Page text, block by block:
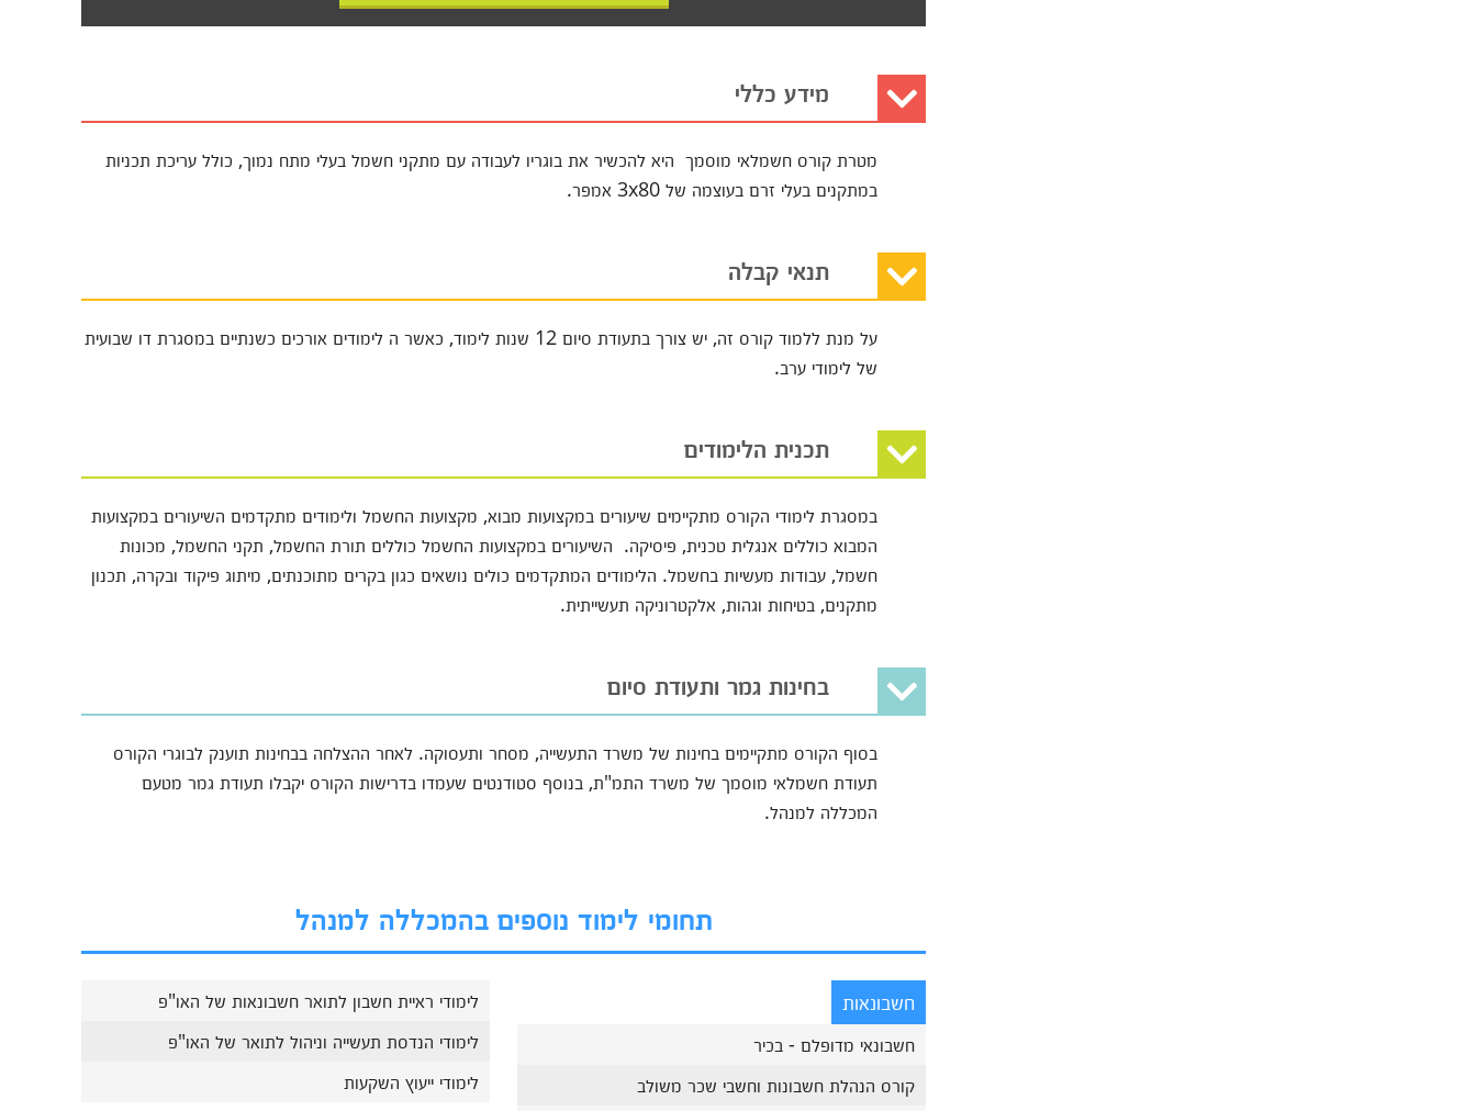
מידע כללי
מטרת קורס חשמלאי מוסמך היא להכשיר את בוגריו לעבודה עם מתקני חשמל בעלי מתח נמוך, כולל עריכת תכניות
במתקנים בעלי זרם בעוצמה של 3x80 אמפר.
תנאי קבלה
על מנת ללמוד קורס זה, יש צורך בתעודת סיום 12 שנות לימוד, כאשר ה לימודים אורכים כשנתיים במסגרת דו שבועית
של לימודי ערב.
תכנית הלימודים
במסגרת לימודי הקורס מתקיימים שיעורים במקצועות מבוא, מקצועות החשמל ולימודים מתקדמים השיעורים במקצועות
המבוא כוללים אנגלית טכנית, פיסיקה. השיעורים במקצועות החשמל כוללים תורת החשמל, תקני החשמל, מכונות
חשמל, עבודות מעשיות בחשמל. הלימודים המתקדמים כולים נושאים כגון בקרים מתוכנתים, מיתוג פיקוד ובקרה, תכנון
מתקנים, בטיחות וגהות, אלקטרוניקה תעשייתית.
בחינות גמר ותעודת סיום
בסוף הקורס מתקיימים בחינות של משרד התעשייה, מסחר ותעסוקה. לאחר ההצלחה בבחינות תוענק לבוגרי הקורס
תעודת חשמלאי מוסמך של משרד התמ"ת, בנוסף סטודנטים שעמדו בדרישות הקורס יקבלו תעודת גמר מטעם
המכללה למנהל.
תחומי לימוד נוספים בהמכללה למנהל
חשבונאות
חשבונאי מדופלם - בכיר
קורס הנהלת חשבונות וחשבי שכר משולב
לימודי ראיית חשבון לתואר חשבונאות של האו"פ
לימודי הנדסת תעשייה וניהול לתואר של האו"פ
לימודי ייעוץ השקעות